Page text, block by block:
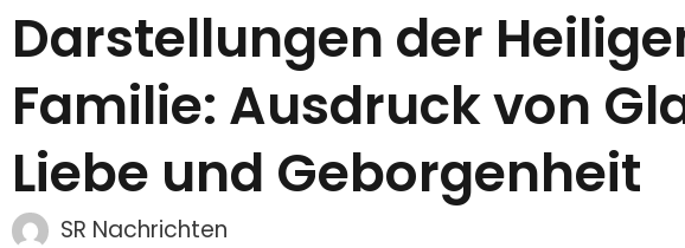
Darstellungen der
Familie: Ausdruck von
Liebe und Geborgenheit
SR Nachrichten